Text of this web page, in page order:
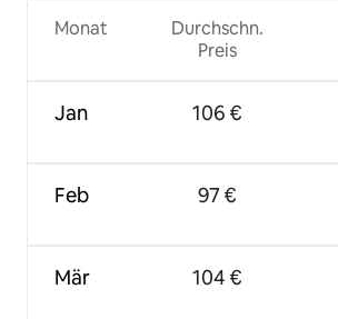
Monat
Jan
Feb
Mär
Durchschn.
Preis
106 €
97 €
104 €